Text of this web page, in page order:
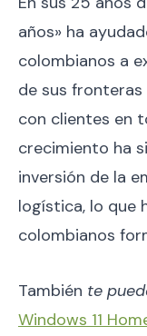
años» ha
colombianos a
de sus
con clientes en
crecimiento ha
inversión de la
logística, lo que
colombianos
También te
Windows 11